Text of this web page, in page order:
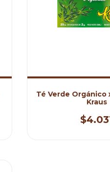
Té Verde Orgánico
Kraus